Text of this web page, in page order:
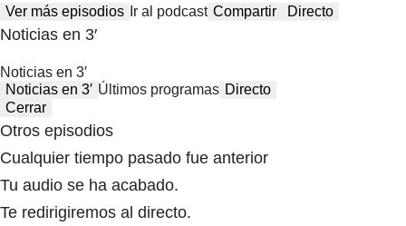
Ver más episodios Ir al podcast Compartir Directo
Noticias en 3′
Noticias en 3′
Noticias en 3′ Últimos programas Directo
Cerrar
Otros episodios
Cualquier tiempo pasado fue anterior
Tu audio se ha acabado.
Te redirigiremos al directo.